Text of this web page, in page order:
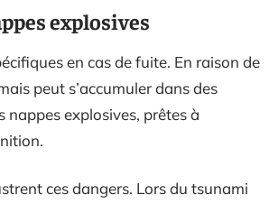
explosives
en cas de fuite. En raison de
peut s’accumuler dans des
explosives, prêtes à
ces dangers. Lors du tsunami